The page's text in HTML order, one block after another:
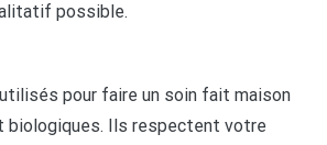
possible.
pour faire un soin fait maison
biologiques. Ils respectent votre